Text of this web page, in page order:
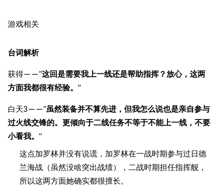
游戏相关
台词解析
获得——“这回是需要我上一线还是帮助指挥？放心，这两
方面我都很有经验。 ”
白天3——“虽然装备并不算先进，但我怎么说也是亲自参与
过火线交锋的。更倾向于二线任务不等于不能上一线，不要
小看我。 ”
这点加罗林并没有说谎，加罗林在一战时期参与过日德
兰海战（虽然没啥突出战绩），二战时期担任指挥舰，
所以这两方面她确实都很擅长。